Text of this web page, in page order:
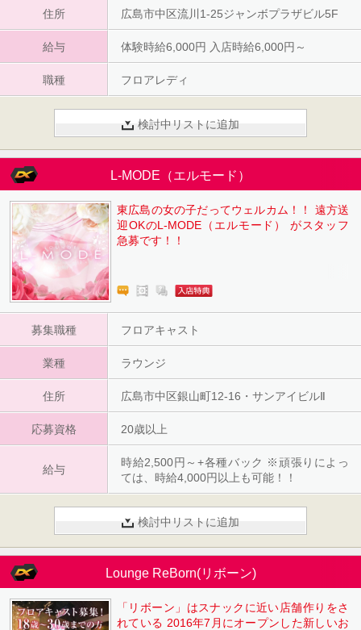
住所 広島市中区流川1-25ジャンボプラザビル5F
給与 体験時給6,000円 入店時給6,000円～
職種 フロアレディ
検討中リストに追加
L-MODE（エルモード）
東広島の女の子だってウェルカム！！ 遠方送
迎OKのL-MODE（エルモード） がスタッフ
急募です！！
募集職種 フロアキャスト
業種 ラウンジ
住所 広島市中区銀山町12-16・サンアイビルⅡ
応募資格 20歳以上
給与
時給2,500円～+各種バック ※頑張りによっ
ては、時給4,000円以上も可能！！
検討中リストに追加
Lounge ReBorn(リボーン)
「リボーン」はスナックに近い店舗作りをさ
れている 2016年7月にオープンした新しいお